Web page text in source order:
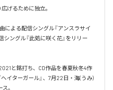
げるために独立。
による配信シングル『アンスラサイ
シングル『此処に咲く花』をリリー
と銘打ち、CD作品を春夏秋冬4作
イターガール』、7月22日・海(うみ)
。